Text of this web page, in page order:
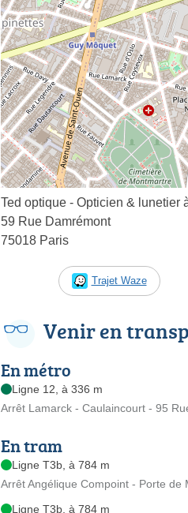
Ted optique - Opticien & lunetier
59 Rue Damrémont
75018 Paris
Trajet Waze
Venir en
En métro
Ligne 12, à 336 m
Arrêt Lamarck - Caulaincourt - 95
En tram
Ligne T3b, à 784 m
Arrêt Angélique Compoint - Porte
Ligne T3b, à 784 m